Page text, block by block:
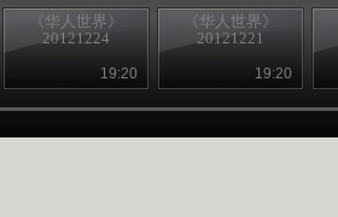
《华人世界》
20121224
19:20
《华人世界》
20121221
19:20